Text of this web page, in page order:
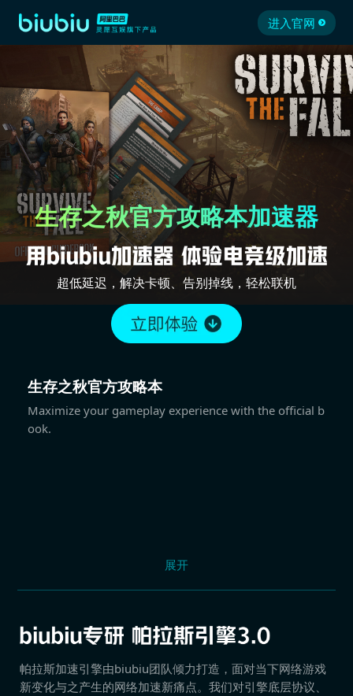
进入官网
生存之秋官方攻略本加速器
超低延迟，解决卡顿、告别掉线，轻松联机
生存之秋官方攻略本
Maximize your gameplay experience with the official b
ook.
展开
帕拉斯加速引擎由biubiu团队倾力打造，面对当下网络游戏
新变化与之产生的网络加速新痛点。我们对引擎底层协议、